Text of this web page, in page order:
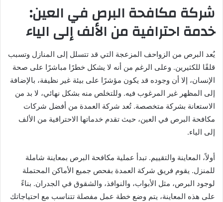
شركة مكافحة البرص في العين:
خدمة احترافية من الألف إلى الياء
يُعد البرص من الزواحف المزعجة التي قد تتسلل إلى المنازل وتسبب
قلقًا للكثيرين. وعلى الرغم من أنه لا يشكل خطرًا مباشرًا على صحة
الإنسان، إلا أن وجوده قد يكون مؤشرًا على بيئة غير نظيفة، بالإضافة
إلى المظهر غير المرغوب فيه. وللتخلص منه بشكل نهائي، لا بد من
الاستعانة بشركة متخصصة. تُعد شركة العمدة من أفضل شركات
مكافحة البرص في العين، حيث تقدم خدماتها الاحترافية من الألف
إلى الياء.
أولاً، المعاينة والتقييم. تبدأ عملية مكافحة البرص بمعاينة شاملة
للمنزل. يقوم فريق شركة العمدة بفحص جميع الأماكن المحتملة
لوجود البرص، مثل الأبواب، والنوافذ، والشقوق في الجدران. بناءً
على هذه المعاينة، يتم وضع خطة عمل مفصلة تتناسب مع احتياجاتك